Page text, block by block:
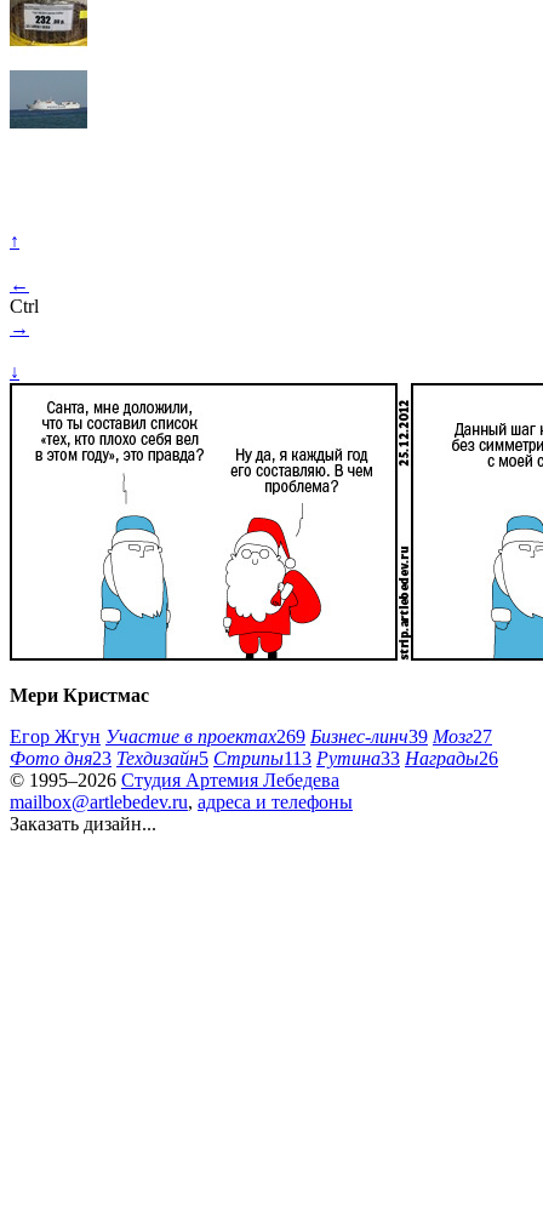
↑
←
Ctrl
→
↓
Мери Кристмас
Егор Жгун Участие в проектах269 Бизнес-линч39 Мозг27
Фото дня23 Техдизайн5 Стрипы113 Рутина33 Награды26
© 1995–2026 Студия Артемия Лебедева
mailbox@artlebedev.ru, адреса и телефоны
Заказать дизайн...